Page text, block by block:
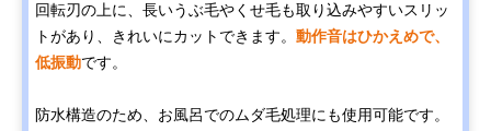
回転刃の上に、長いうぶ毛やくせ毛も取り込みやすいスリッ
トがあり、きれいにカットできます。 動作音はひかえめで、
低振動です。
防水構造のため、お風呂でのムダ毛処理にも使用可能です。